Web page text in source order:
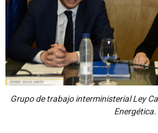
Grupo de trabajo interministerial Ley
Energética.